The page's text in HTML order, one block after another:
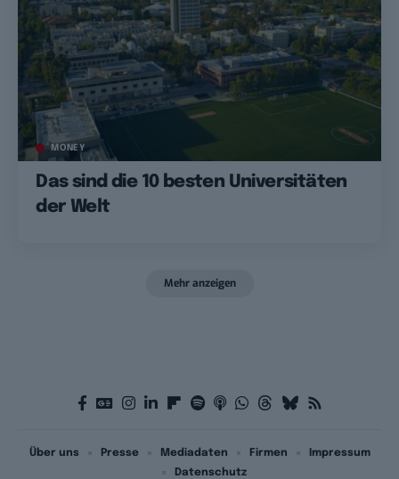
MONEY
Das sind die 10 besten Universitäten
der Welt
Mehr anzeigen
Über uns Presse Mediadaten Firmen
Impressum
Datenschutz